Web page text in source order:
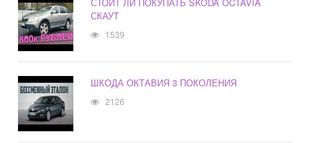
СКАУТ
1539
ШКОДА ОКТАВИЯ 3 ПОКОЛЕНИЯ
2126